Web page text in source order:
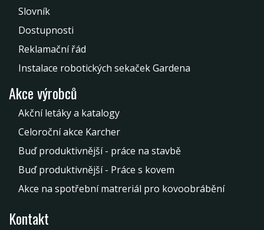
Slovník
Dostupnosti
Reklamační řád
Instalace robotických sekaček Gardena
Akce výrobců
Akční letáky a katalogy
Celoroční akce Karcher
Buď produktivnější - práce na stavbě
Buď produktivnější - Práce s kovem
Akce na spotřební matreriál pro kovoobrábění
Kontakt